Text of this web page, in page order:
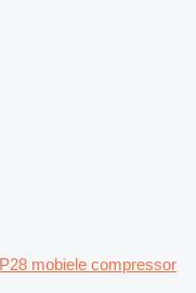
mobiele compressor